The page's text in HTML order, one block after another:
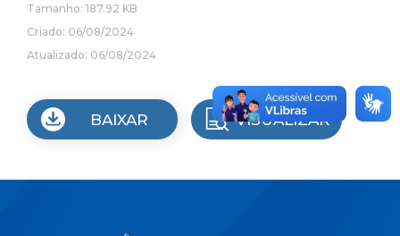
Tamanho: 187.92 KB
Criado: 06/08/2024
Atualizado: 06/08/2024
BAIXAR VISUALIZAR